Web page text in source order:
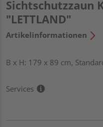
Sichtschutzzaun
"LETTLAND"
Artikelinformationen
B x H: 179 x 89 cm,
Services